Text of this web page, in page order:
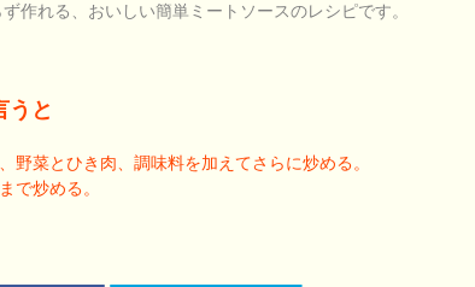
作れる、おいしい簡単ミートソースのレシピです。
うと
野菜とひき肉、調味料を加えてさらに炒める。
で炒める。